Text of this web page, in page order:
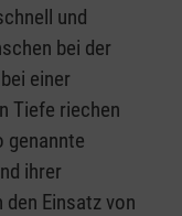
und
bei der
einer
Tiefe riechen
genannte
ihrer
Einsatz von